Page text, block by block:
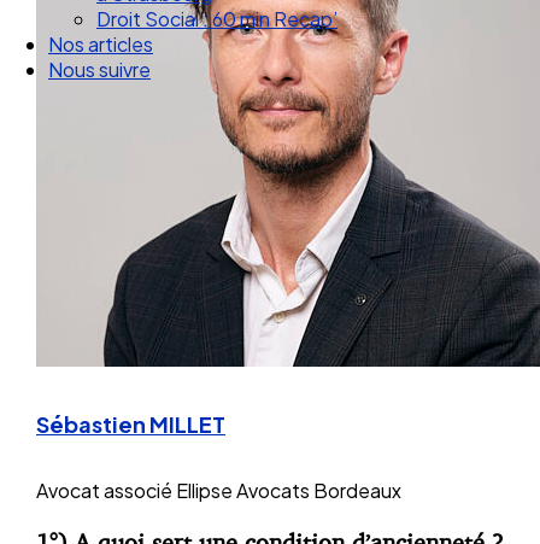
Droit Social : 60 min Recap’
Nos articles
Nous suivre
Sébastien MILLET
Avocat associé Ellipse Avocats Bordeaux